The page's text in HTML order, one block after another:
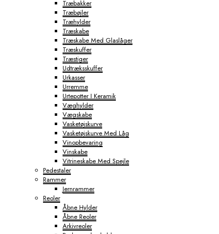
Træbakker
Træbøjler
Træhylder
Træskabe
Træskabe Med Glaslåger
Træskuffer
Træstiger
Udtræksskuffer
Urkasser
Urremme
Urtepotter I Keramik
Væghylder
Vægskabe
Vasketøjskurve
Vasketøjskurve Med Låg
Vinopbevaring
Vinskabe
Vitrineskabe Med Spejle
Pedestaler
Rammer
Jernrammer
Reoler
Åbne Hylder
Åbne Reoler
Arkivreoler